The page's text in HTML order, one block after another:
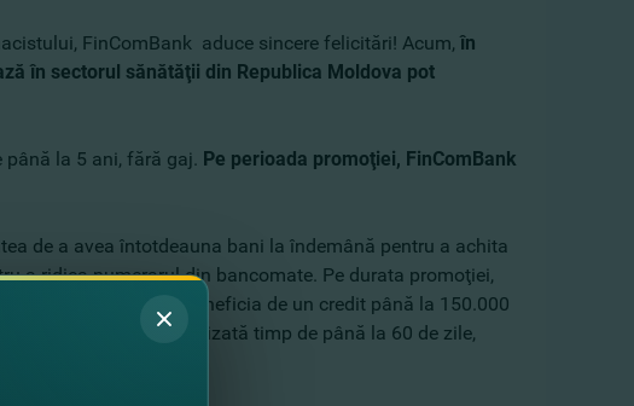
FinComBank aduce sincere felicitări! Acum, în
în sectorul sănătăţii din Republica Moldova pot
până la 5 ani, fără gaj. Pe perioada promoţiei, FinComBank
de a avea întotdeauna bani la îndemână pentru a achita
a ridica numerarul din bancomate. Pe durata promoţiei,
de credit OPTI puteţi beneficia de un credit până la 150.000
întoarceţi suma utilizată timp de până la 60 de zile,